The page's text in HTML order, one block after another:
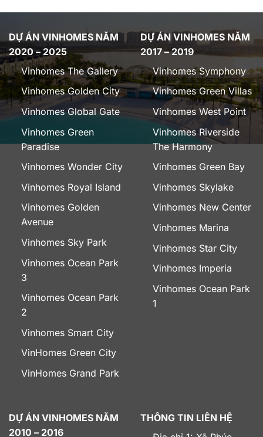
DỰ ÁN VINHOMES NĂM
2020 – 2025
Vinhomes The Gallery
Vinhomes Golden City
Vinhomes Global Gate
Vinhomes Green
Paradise
Vinhomes Wonder City
Vinhomes Royal Island
Vinhomes Golden
Avenue
Vinhomes Sky Park
Vinhomes Ocean Park
3
Vinhomes Ocean Park
2
Vinhomes Smart City
VinHomes Green City
VinHomes Grand Park
DỰ ÁN VINHOMES NĂM
2017 – 2019
Vinhomes Symphony
Vinhomes Green Villas
Vinhomes West Point
Vinhomes Riverside
The Harmony
Vinhomes Green Bay
Vinhomes Skylake
Vinhomes New Center
Vinhomes Marina
Vinhomes Star City
Vinhomes Imperia
Vinhomes Ocean Park
1
DỰ ÁN VINHOMES NĂM
2010 – 2016
THÔNG TIN LIÊN HỆ